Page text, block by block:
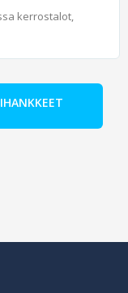
kerrostalot,